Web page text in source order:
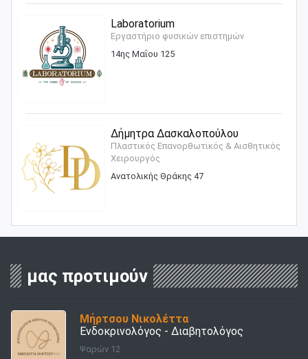
Laboratorium
Εργαστήριο φυσικών επιστημών
14ης Μαΐου 125
Δήμητρα Δασκαλοπούλου
Πλαστικός Επανορθωτικός & Αισθητικός
Χειρουργός
Ανατολικής Θράκης 47
μας προτιμούν
Μήρτσου Νικολέττα
Ενδοκρινολόγος - Διαβητολόγος
Ψαρών 12